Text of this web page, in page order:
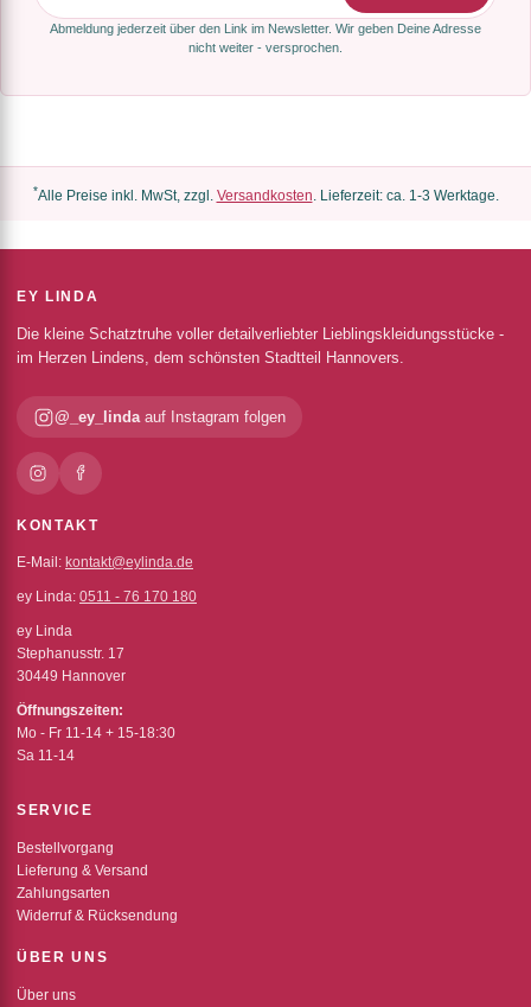
Abmeldung jederzeit über den Link im Newsletter. Wir geben Deine Adresse
nicht weiter - versprochen.
*Alle Preise inkl. MwSt, zzgl. Versandkosten. Lieferzeit: ca. 1-3 Werktage.
EY LINDA
Die kleine Schatztruhe voller detailverliebter Lieblingskleidungsstücke -
im Herzen Lindens, dem schönsten Stadtteil Hannovers.
@_ey_lindaauf Instagram folgen
KONTAKT
E-Mail: kontakt@eylinda.de
ey Linda: 0511 - 76 170 180
ey Linda
Stephanusstr. 17
30449 Hannover
Öffnungszeiten:
Mo - Fr 11-14 + 15-18:30
Sa 11-14
SERVICE
Bestellvorgang
Lieferung & Versand
Zahlungsarten
Widerruf & Rücksendung
ÜBER UNS
Über uns